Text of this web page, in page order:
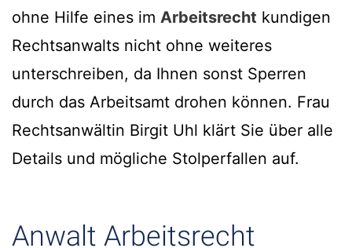
ohne Hilfe eines im Arbeitsrecht kundigen
Rechtsanwalts nicht ohne weiteres
unterschreiben, da Ihnen sonst Sperren
durch das Arbeitsamt drohen können. Frau
Rechtsanwältin Birgit Uhl klärt Sie über alle
Details und mögliche Stolperfallen auf.
Anwalt Arbeitsrecht